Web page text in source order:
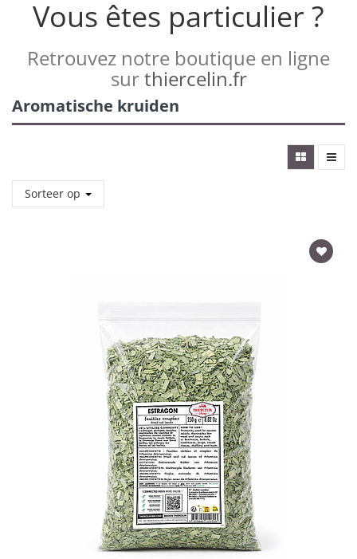
Vous êtes particulier ?
Retrouvez notre boutique en ligne
surthiercelin.fr
Aromatische kruiden
Sorteer op